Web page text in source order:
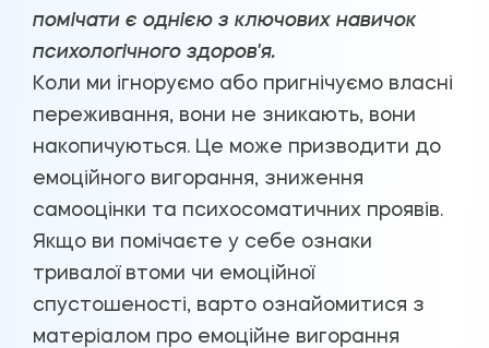
помічати є однією з ключових навичок
психологічного здоров'я.
Коли ми ігноруємо або пригнічуємо власні
переживання, вони не зникають, вони
накопичуються. Це може призводити до
емоційного вигорання, зниження
самооцінки та психосоматичних проявів.
Якщо ви помічаєте у себе ознаки
тривалої втоми чи емоційної
спустошеності, варто ознайомитися з
матеріалом про емоційне вигорання